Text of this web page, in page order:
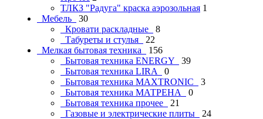
ТЛКЗ "Радуга" краска аэрозольная 1
Мебель
30
Кровати раскладные
8
Табуреты и стулья
22
Мелкая бытовая техника
156
Бытовая техника ENERGY
39
Бытовая техника LIRA
0
Бытовая техника MAXTRONIC
3
Бытовая техника МАТРЕНА
0
Бытовая техника прочее
21
Газовые и электрические плиты
24